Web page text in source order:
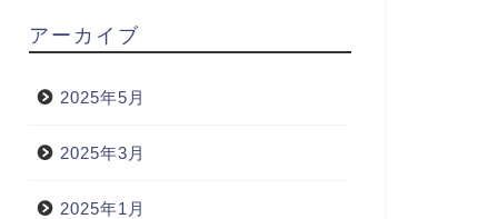
アーカイブ
2025年5月
2025年3月
2025年1月